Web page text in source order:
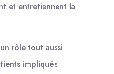
et entretiennent la
rôle tout aussi
impliqués